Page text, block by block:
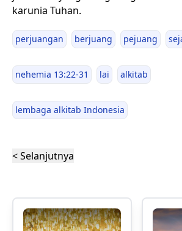
karunia Tuhan.
perjuangan berjuang pejuang
nehemia 13:22-31 lai alkitab
lembaga alkitab Indonesia
< Selanjutnya